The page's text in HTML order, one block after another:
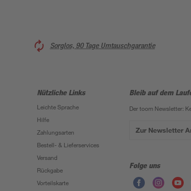
Sorglos, 90 Tage Umtauschgarantie
Nützliche Links
Leichte Sprache
Hilfe
Zahlungsarten
Bestell- & Lieferservices
Versand
Rückgabe
Vorteilskarte
Bleib auf dem
Der toom Newsletter:
Zur Newsletter
Folge uns